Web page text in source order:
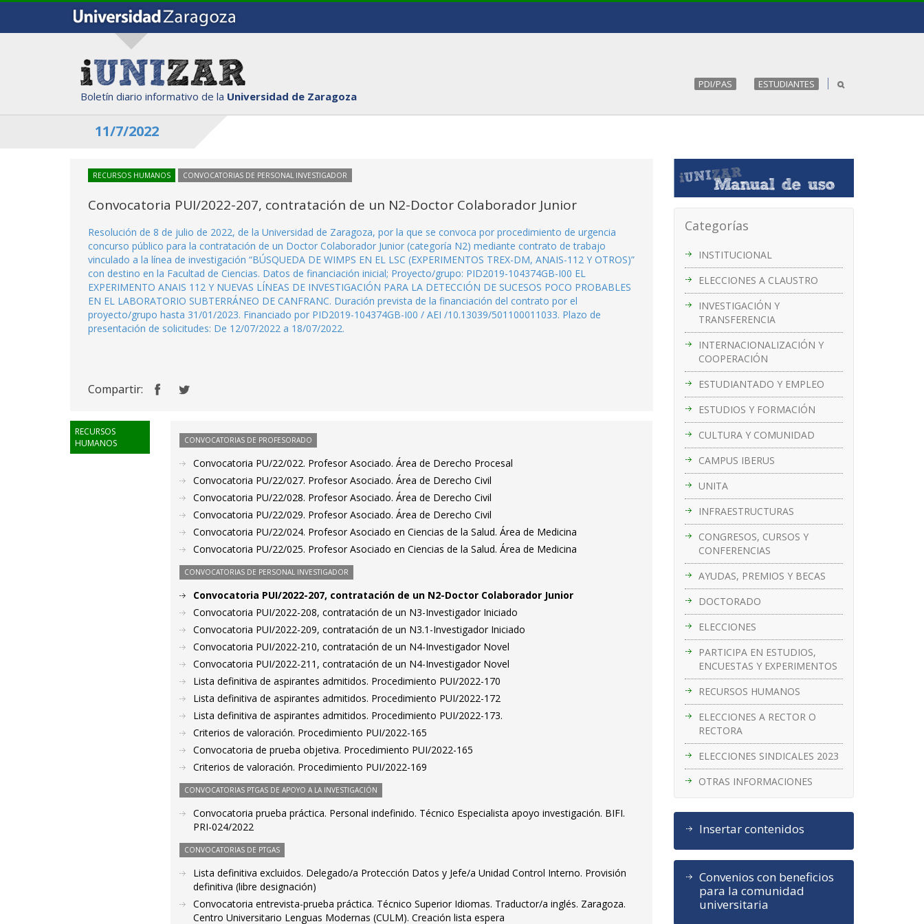
Boletín diario informativo de la Universidad de Zaragoza
PDI/PAS ESTUDIANTES
11/7/2022
Categorías
INSTITUCIONAL
ELECCIONES A CLAUSTRO
INVESTIGACIÓN Y
TRANSFERENCIA
INTERNACIONALIZACIÓN Y
COOPERACIÓN
ESTUDIANTADO Y EMPLEO
ESTUDIOS Y FORMACIÓN
CULTURA Y COMUNIDAD
CAMPUS IBERUS
UNITA
INFRAESTRUCTURAS
CONGRESOS, CURSOS Y
CONFERENCIAS
AYUDAS, PREMIOS Y BECAS
DOCTORADO
ELECCIONES
PARTICIPA EN ESTUDIOS,
ENCUESTAS Y EXPERIMENTOS
RECURSOS HUMANOS
ELECCIONES A RECTOR O
RECTORA
ELECCIONES SINDICALES 2023
OTRAS INFORMACIONES
Insertar contenidos
Convenios con beneficios
para la comunidad
universitaria
RECURSOS HUMANOS CONVOCATORIAS DE PERSONAL INVESTIGADOR
Convocatoria PUI/2022-207, contratación de un N2-Doctor Colaborador Junior
Resolución de 8 de julio de 2022, de la Universidad de Zaragoza, por la que se convoca por procedimiento de urgencia
concurso público para la contratación de un Doctor Colaborador Junior (categoría N2) mediante contrato de trabajo
vinculado a la línea de investigación “BÚSQUEDA DE WIMPS EN EL LSC (EXPERIMENTOS TREX-DM, ANAIS-112 Y OTROS)”
con destino en la Facultad de Ciencias. Datos de financiación inicial; Proyecto/grupo: PID2019-104374GB-I00 EL
EXPERIMENTO ANAIS 112 Y NUEVAS LÍNEAS DE INVESTIGACIÓN PARA LA DETECCIÓN DE SUCESOS POCO PROBABLES
EN EL LABORATORIO SUBTERRÁNEO DE CANFRANC. Duración prevista de la financiación del contrato por el
proyecto/grupo hasta 31/01/2023. Financiado por PID2019-104374GB-I00 / AEI /10.13039/501100011033. Plazo de
presentación de solicitudes: De 12/07/2022 a 18/07/2022.
Compartir:
RECURSOS
HUMANOS
CONVOCATORIAS DE PROFESORADO
Convocatoria PU/22/022. Profesor Asociado. Área de Derecho Procesal
Convocatoria PU/22/027. Profesor Asociado. Área de Derecho Civil
Convocatoria PU/22/028. Profesor Asociado. Área de Derecho Civil
Convocatoria PU/22/029. Profesor Asociado. Área de Derecho Civil
Convocatoria PU/22/024. Profesor Asociado en Ciencias de la Salud. Área de Medicina
Convocatoria PU/22/025. Profesor Asociado en Ciencias de la Salud. Área de Medicina
CONVOCATORIAS DE PERSONAL INVESTIGADOR
Convocatoria PUI/2022-207, contratación de un N2-Doctor Colaborador Junior
Convocatoria PUI/2022-208, contratación de un N3-Investigador Iniciado
Convocatoria PUI/2022-209, contratación de un N3.1-Investigador Iniciado
Convocatoria PUI/2022-210, contratación de un N4-Investigador Novel
Convocatoria PUI/2022-211, contratación de un N4-Investigador Novel
Lista definitiva de aspirantes admitidos. Procedimiento PUI/2022-170
Lista definitiva de aspirantes admitidos. Procedimiento PUI/2022-172
Lista definitiva de aspirantes admitidos. Procedimiento PUI/2022-173.
Criterios de valoración. Procedimiento PUI/2022-165
Convocatoria de prueba objetiva. Procedimiento PUI/2022-165
Criterios de valoración. Procedimiento PUI/2022-169
CONVOCATORIAS PTGAS DE APOYO A LA INVESTIGACIÓN
Convocatoria prueba práctica. Personal indefinido. Técnico Especialista apoyo investigación. BIFI.
PRI-024/2022
CONVOCATORIAS DE PTGAS
Lista definitiva excluidos. Delegado/a Protección Datos y Jefe/a Unidad Control Interno. Provisión
definitiva (libre designación)
Convocatoria entrevista-prueba práctica. Técnico Superior Idiomas. Traductor/a inglés. Zaragoza.
Centro Universitario Lenguas Modernas (CULM). Creación lista espera